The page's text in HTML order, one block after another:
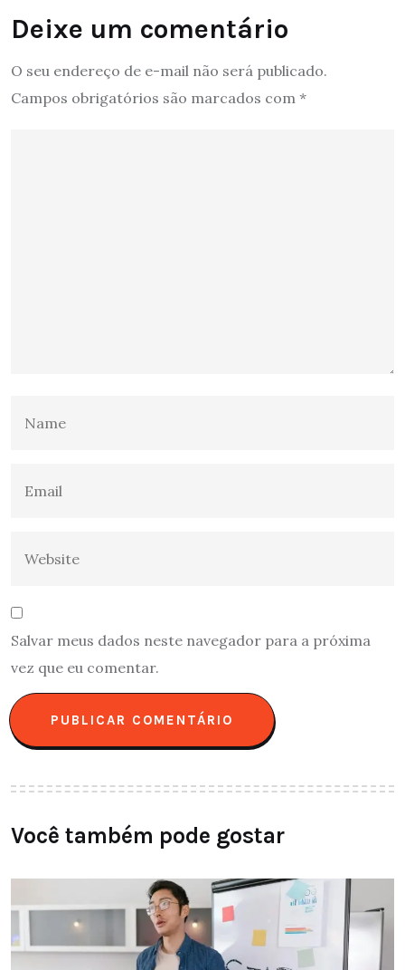
Deixe um comentário
O seu endereço de e-mail não será publicado.
Campos obrigatórios são marcados com *
Salvar meus dados neste navegador para a próxima
vez que eu comentar.
Você também pode gostar